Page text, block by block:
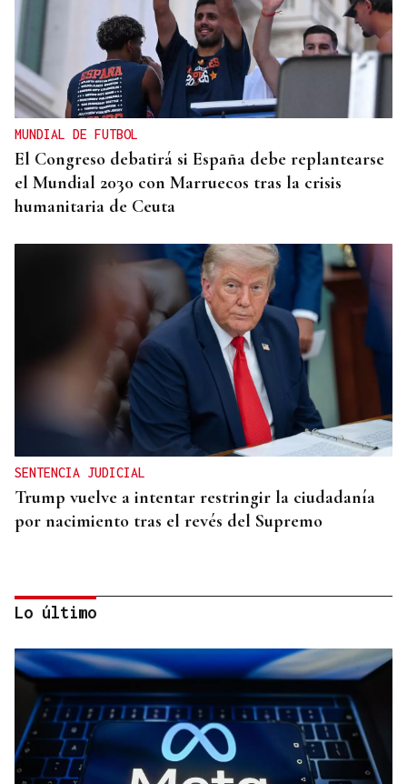
MUNDIAL DE FUTBOL
El Congreso debatirá si España debe replantearse
el Mundial 2030 con Marruecos tras la crisis
humanitaria de Ceuta
SENTENCIA JUDICIAL
Trump vuelve a intentar restringir la ciudadanía
por nacimiento tras el revés del Supremo
Lo último